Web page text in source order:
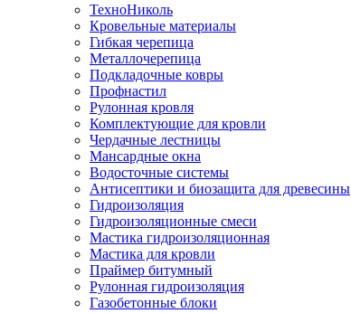
ТехноНиколь
Кровельные материалы
Гибкая черепица
Металлочерепица
Подкладочные ковры
Профнастил
Рулонная кровля
Комплектующие для кровли
Чердачные лестницы
Мансардные окна
Водосточные системы
Антисептики и биозащита для древесины
Гидроизоляция
Гидроизоляционные смеси
Мастика гидроизоляционная
Мастика для кровли
Праймер битумный
Рулонная гидроизоляция
Газобетонные блоки